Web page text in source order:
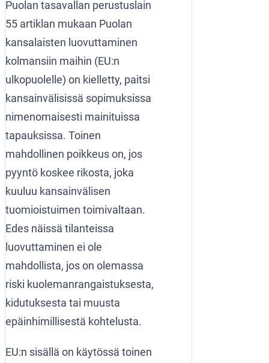
Puolan tasavallan perustuslain
55 artiklan mukaan Puolan
kansalaisten luovuttaminen
kolmansiin maihin (EU:n
ulkopuolelle) on kielletty, paitsi
kansainvälisissä sopimuksissa
nimenomaisesti mainituissa
tapauksissa. Toinen
mahdollinen poikkeus on, jos
pyyntö koskee rikosta, joka
kuuluu kansainvälisen
tuomioistuimen toimivaltaan.
Edes näissä tilanteissa
luovuttaminen ei ole
mahdollista, jos on olemassa
riski kuolemanrangaistuksesta,
kidutuksesta tai muusta
epäinhimillisestä kohtelusta.
EU:n sisällä on käytössä toinen